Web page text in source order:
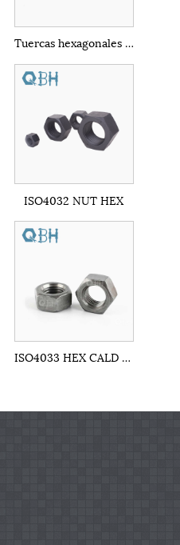
Tuercas hexagonales galvanizadas DIN934
ISO4032 NUT HEX
ISO4033 HEX CALD NUT